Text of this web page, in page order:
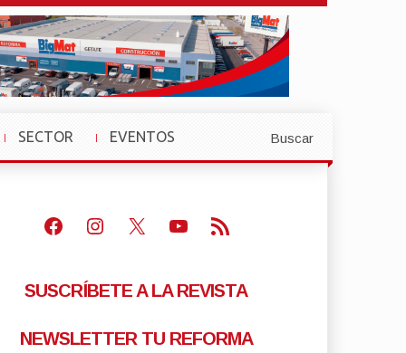
SECTOR
»
EVENTOS
»
Buscar
Facebook
Instagram
X Youtube
Feed RSS
SUSCRÍBETE A LA REVISTA
NEWSLETTER TU REFORMA